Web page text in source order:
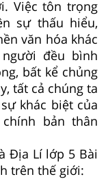
Việc tôn trọng
sự thấu hiểu,
văn hóa khác
đều bình
bất kể chủng
tất cả chúng ta
khác biệt của
bản thân
Địa Lí lớp 5 Bài
trên thế giới: